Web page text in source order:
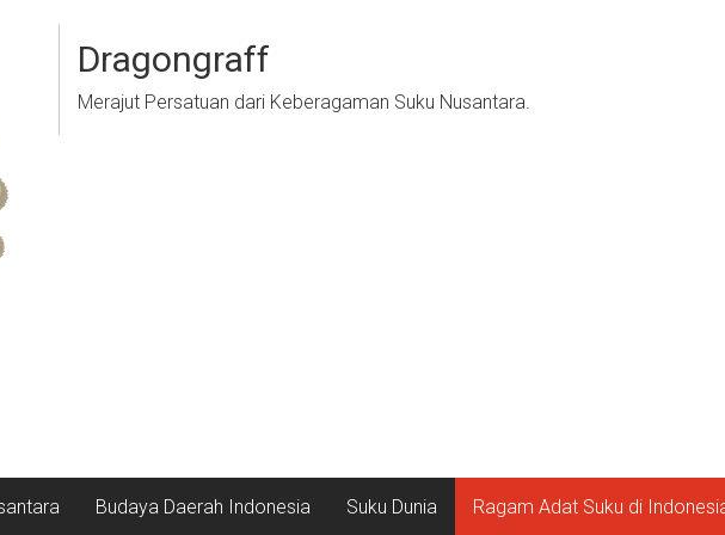
Dragongraff
Merajut Persatuan dari Keberagaman Suku Nusantara.
Budaya Daerah Indonesia Suku Dunia Ragam Adat Suku di